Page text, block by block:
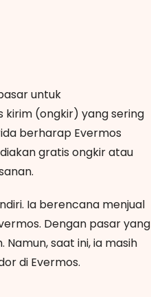
untuk
kirim (ongkir) yang sering
berharap Evermos
gratis ongkir atau
Ia berencana menjual
Dengan pasar yang
saat ini, ia masih
di Evermos.